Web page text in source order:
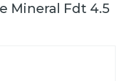
Mineral Fdt 4.5